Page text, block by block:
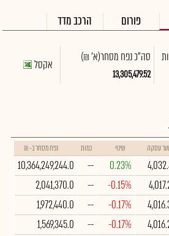
פורום הרכב מדד
סה"כ נפח מסחר(א' ₪)
13,305,479.52
אקסל
עסקה שינוי כמות נפח מסחר ב- ₪
0.23%
--
10,364,249,244.0
-0.15%
--
2,041,370.0
-0.17%
--
1,972,440.0
-0.17%
--
1,569,345.0